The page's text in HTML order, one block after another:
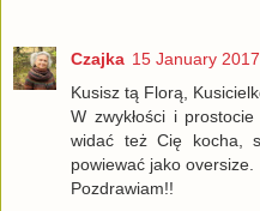
Czajka 15 January
Kusisz tą Florą,
W zwykłości i
widać też Cię kocha,
powiewać jako oversize.
Pozdrawiam!!